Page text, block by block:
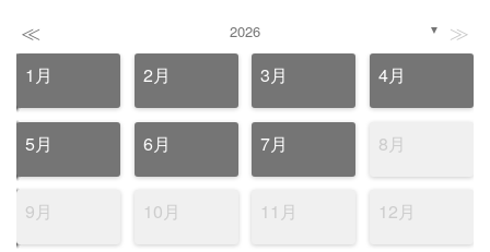
≪ 2026 ▼ ≫
1月 2月 3月 4月
5月 6月 7月 8月
9月 10月 11月 12月